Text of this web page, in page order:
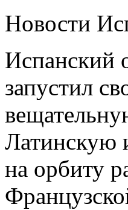
Новости
Испанский
запустил
Латинскую
на орбиту